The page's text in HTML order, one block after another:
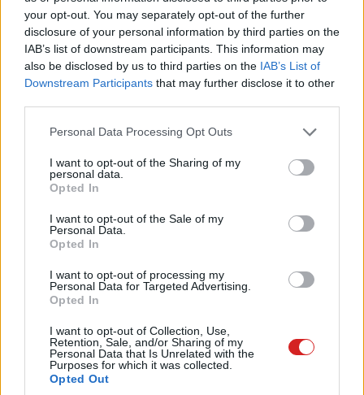
your opt-out. You may separately opt-out of the further
disclosure of your personal information by third parties on the
IAB’s list of downstream participants. This information may
also be disclosed by us to third parties on the IAB’s List of
Downstream Participants that may further disclose it to other
Please note that this website/app uses one or more Google
not limited to your visit or usage behaviour. You may click to
grant or deny consent to Google and its third-party tags to
use your data for below specified purposes in below Google
consent section.
Personal Data Processing Opt Outs
I want to opt-out of the Sharing of my
personal data.
Opted In
I want to opt-out of the Sale of my
Personal Data.
Opted In
I want to opt-out of processing my
Personal Data for Targeted Advertising.
Opted In
I want to opt-out of Collection, Use,
Retention, Sale, and/or Sharing of my
Personal Data that Is Unrelated with the
Purposes for which it was collected.
Opted Out
figyelembe véve a "vanilla" Xiaomi 15 is ekkor léphet
színre globálisan, míg a Pro verzió valószínűleg továbbra
is kizárólag Kínában lesz csak kapható.
A Xiaomi 15 Ultra már többször felbukkant kiszivárgott
kamerás képességei egyedülállóak lesznek. Az eszköz
egy 50 MP-es, 1 hüvelykes főkamerát kap, amelyhez egy
hatótávú teleobjektív és egy 200 MP-es periszkópos
teleobjektív társul. Az utóbbi ugyanazt a szenzort
használja majd, mint a vivo X100 Ultra és az X200 Pro.
Get ready to witness
on March 2nd for the#Xiaomi15Series
#XiaomiLaunch
🟠📷🔴 Loading...